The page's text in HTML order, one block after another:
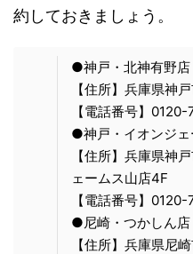
約しておきましょう。
●神戸・北神有野店
【住所】兵庫県神
【電話番号】
●神戸・イオンジェ
【住所】兵庫県神
ェームス山店4F
【電話番号】
●尼崎・つかしん店
【住所】兵庫県尼